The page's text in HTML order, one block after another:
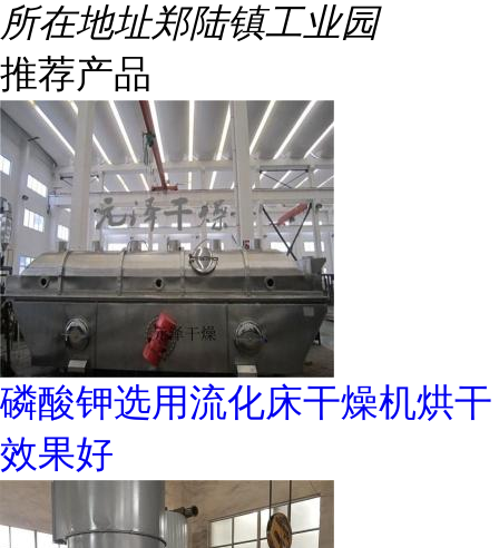
所在地址郑陆镇工业园
推荐产品
磷酸钾选用流化床干燥机烘干
效果好